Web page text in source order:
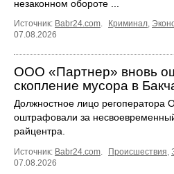
незаконном обороте ...
Источник: Babr24.com. Криминал,
07.08.2026
ООО «Партнер» вновь
скопление мусора в
Должностное лицо регоператора
оштрафовали за
райцентра.
Источник: Babr24.com Происшествия
07.08.2026